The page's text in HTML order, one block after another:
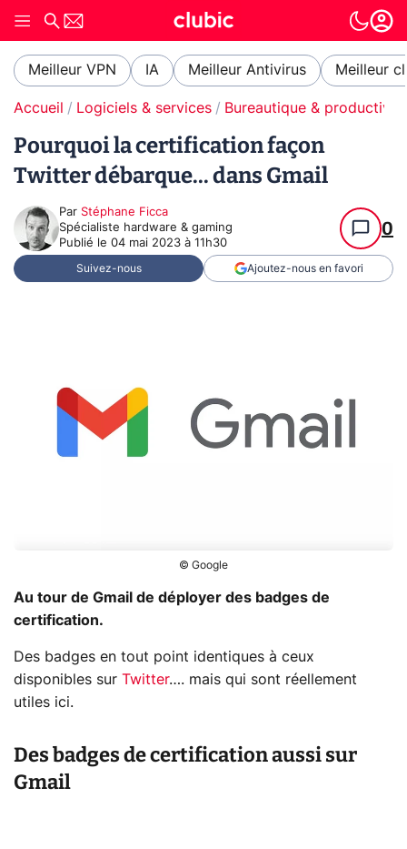
Meilleur VPN IA Meilleur Antivirus Meilleur
Accueil Logiciels & services Bureautique & productivité
Pourquoi la certification façon
Twitter débarque... dans Gmail
Par Stéphane Ficca
Spécialiste hardware & gaming
Publié le 04 mai 2023 à 11h30
0
Suivez-nous Ajoutez-nous en favori
© Google
Au tour de Gmail de déployer des badges de
certification.
Des badges en tout point identiques à ceux
disponibles sur Twitter…. mais qui sont réellement
utiles ici.
Des badges de certification aussi sur
Gmail